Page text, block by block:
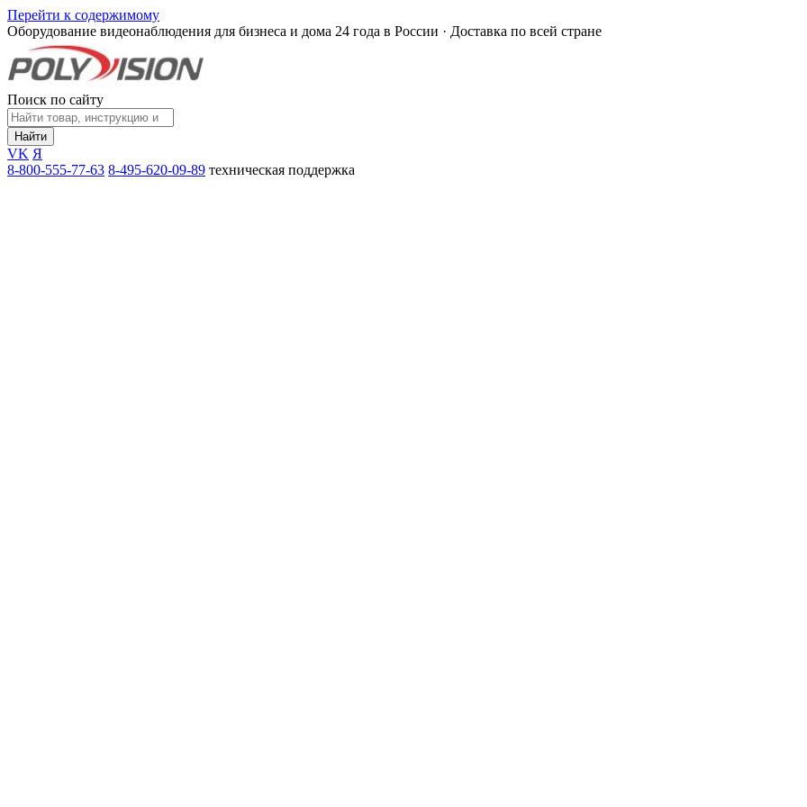
Перейти к содержимому
Оборудование видеонаблюдения для бизнеса и дома 24 года в России · Доставка по всей стране
Поиск по сайту
Найти
VK Я
8-800-555-77-63 8-495-620-09-89 техническая поддержка